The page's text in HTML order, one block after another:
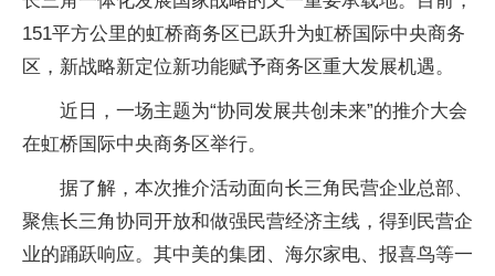
151平方公里的虹桥商务区已跃升为虹桥国际中央商务
区，新战略新定位新功能赋予商务区重大发展机遇。
近 日，一场主题为“协同发展共创未来”的推介大会
在虹桥国际中央商务区举行。
据了解，本次推介活动面向长三角民营企业总部、
聚焦长三角协同开放和做强民营经济主线，得到民营企
业的踊跃响应。其中美的集团、海尔家电、报喜鸟等一